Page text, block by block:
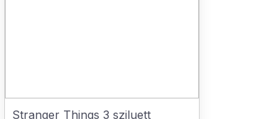
Stranger Things 3 sziluett